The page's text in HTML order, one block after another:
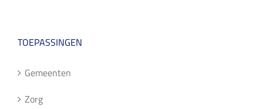
TOEPASSINGEN
Gemeenten
Zorg